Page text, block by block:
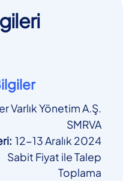
Varlık Yönetim A.Ş.
SMRVA
: 12-13 Aralık 2024
Sabit Fiyat ile Talep
Toplama